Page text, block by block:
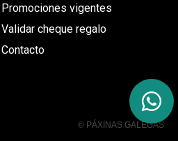
Promociones vigentes
Validar cheque regalo
Contacto
© PÁXINAS GALEGAS